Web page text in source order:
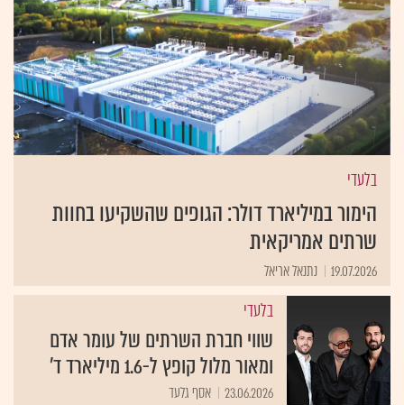
בלעדי
הימור במיליארד דולר: הגופים שהשקיעו בחוות
שרתים אמריקאית
19.07.2026 נתנאל אריאל
בלעדי
שווי חברת השרתים של עומר אדם
ומאור מלול קופץ ל-1.6 מיליארד ד'
23.06.2026 אסף גלעד